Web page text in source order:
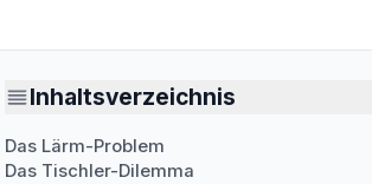
Inhaltsverzeichnis
Das Lärm-Problem
Das Tischler-Dilemma